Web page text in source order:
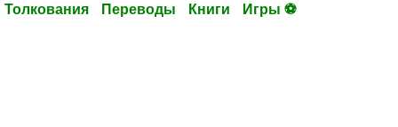
Толкования Переводы Книги Игры ⚽